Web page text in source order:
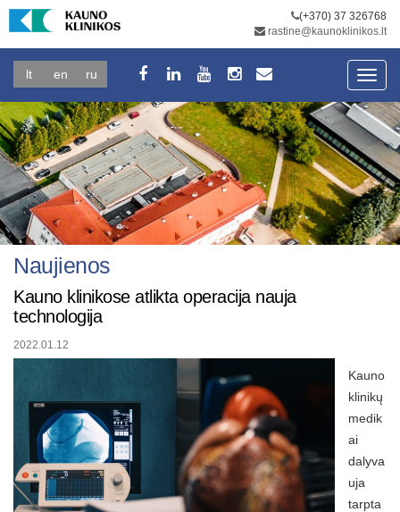
(+370) 37 326768
rastine@kaunoklinikos.lt
lt en ru
Naujienos
Kauno klinikose atlikta operacija nauja
technologija
2022.01.12
Kauno
klinikų
medik
ai
dalyva
uja
tarpta